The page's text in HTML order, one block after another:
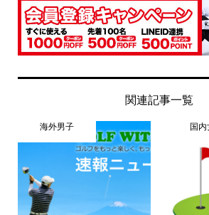
関連記事一覧
海外男子 国